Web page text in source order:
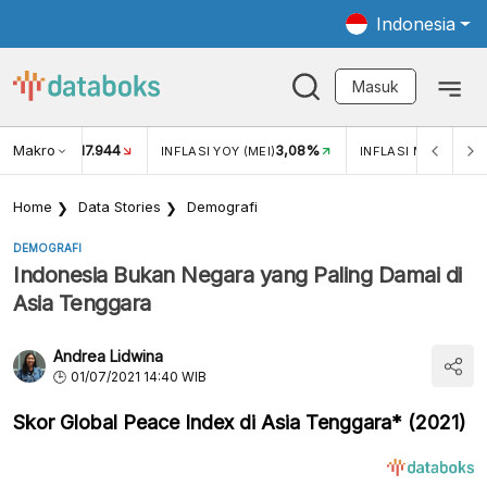
Indonesia
Masuk
Makro
USD/IDR 17.944 INFLASI YOY (MEI)3,08% INFLASI MOM (MEI)
Home Data Stories Demografi
DEMOGRAFI
Indonesia Bukan Negara yang Paling Damai di
Asia Tenggara
Andrea Lidwina
01/07/2021 14:40 WIB
Skor Global Peace Index di Asia Tenggara* (2021)